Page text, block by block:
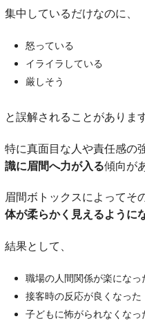
集中しているだけなのに、
怒っている
イライラしている
厳しそう
と誤解されることがあります
特に真面目な人や責任感の
識に眉間へ力が入る傾向が
眉間ボトックスによってそ
体が柔らかく見えるように
結果として、
職場の人間関係が楽になっ
接客時の反応が良くなった
子どもに怖がられなくなっ